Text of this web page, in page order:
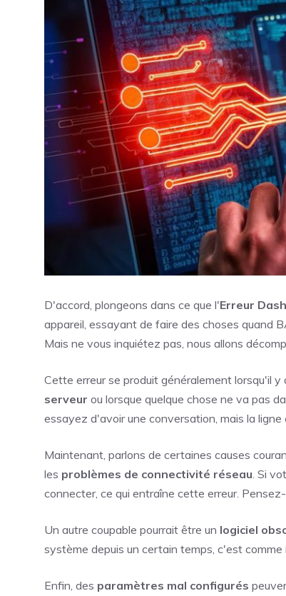
D'accord, plongeons dans ce que l'Erreur
appareil, essayant de faire des choses quand
Mais ne vous inquiétez pas, nous allons
Cette erreur se produit généralement lorsqu'il y
serveur ou lorsque quelque chose ne va pas
essayez d'avoir une conversation, mais la ligne
Maintenant, parlons de certaines causes
les problèmes de connectivité réseau . Si
connecter, ce qui entraîne cette erreur.
Un autre coupable pourrait être un logiciel
système depuis un certain temps, c'est
Enfin, des paramètres mal configurés